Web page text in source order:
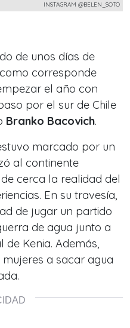
INSTAGRAM @BELEN_SOTO
de unos días de
corresponde
el año con
por el sur de Chile
Branko Bacovich.
marcado por un
al continente
cerca la realidad del
En su travesía,
de jugar un partido
de agua junto a
de Kenia. Además,
a sacar agua